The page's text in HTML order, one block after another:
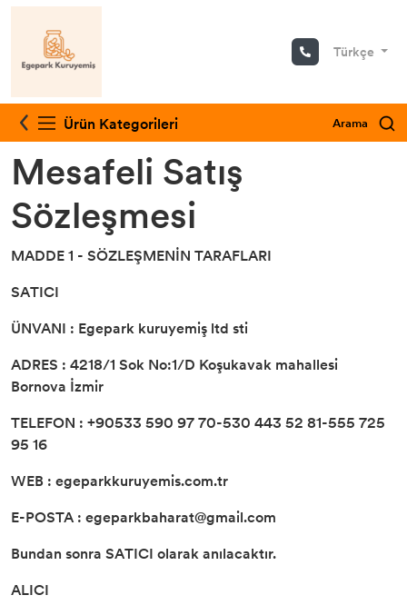
Türkçe
Ürün Kategorileri Arama
Mesafeli Satış
Sözleşmesi
MADDE 1 - SÖZLEŞMENİN TARAFLARI
SATICI
ÜNVANI : Egepark kuruyemiş ltd sti
ADRES : 4218/1 Sok No:1/D Koşukavak mahallesi
Bornova İzmir
TELEFON : +90533 590 97 70-530 443 52 81-555 725
95 16
WEB : egeparkkuruyemis.com.tr
E-POSTA : egeparkbaharat@gmail.com
Bundan sonra SATICI olarak anılacaktır.
ALICI
Bitki Çayları